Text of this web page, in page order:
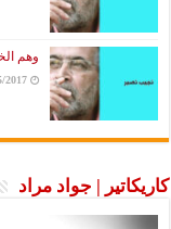
وهم
2017
كاريكاتير | جواد مراد